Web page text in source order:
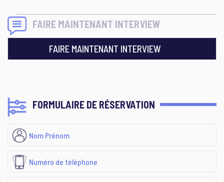
FAIRE MAINTENANT INTERVIEW
FAIRE MAINTENANT INTERVIEW
FORMULAIRE DE RÉSERVATION